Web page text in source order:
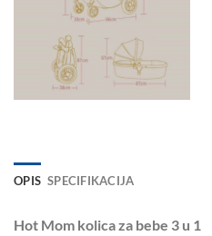
OPIS SPECIFIKACIJA
Hot Mom kolica za bebe 3 u 1